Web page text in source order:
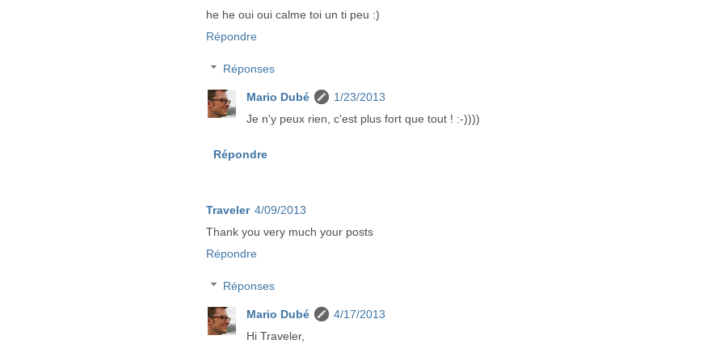
he he oui oui calme toi un ti peu :)
Répondre
Réponses
Mario Dubé
1/23/2013
Je n'y peux rien, c'est plus fort que tout ! :-))))
Répondre
Traveler 4/09/2013
Thank you very much your posts
Répondre
Réponses
Mario Dubé
4/17/2013
Hi Traveler,